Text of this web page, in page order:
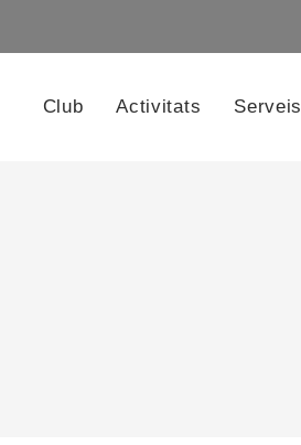
Club Activitats Serveis